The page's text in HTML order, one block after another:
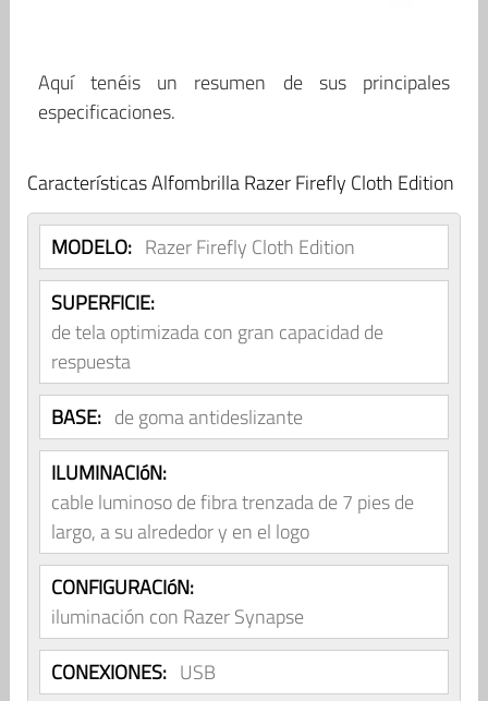
Aquí tenéis un resumen de sus principales
especificaciones.
Características Alfombrilla Razer Firefly Cloth Edition
MODELO: Razer Firefly Cloth Edition
SUPERFICIE:
de tela optimizada con gran capacidad de
respuesta
BASE: de goma antideslizante
ILUMINACIóN:
cable luminoso de fibra trenzada de 7 pies de
largo, a su alrededor y en el logo
CONFIGURACIóN:
iluminación con Razer Synapse
CONEXIONES: USB